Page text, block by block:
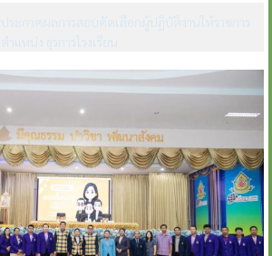
ประกาศรายชื่อผู้มีสิทธิ์สอบคัดเลือกอัตราจ้างผู้
ปฏิบัติงานให้ราชการ ตำแหน่ง ธุรการโรงเรียน